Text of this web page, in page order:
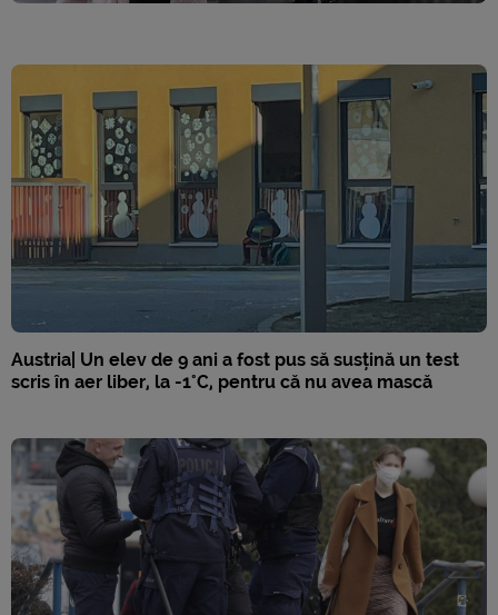
Austria| Un elev de 9 ani a fost pus să susțină un test
scris în aer liber, la -1°C, pentru că nu avea mască